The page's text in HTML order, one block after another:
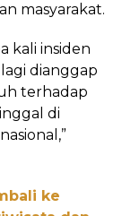
masyarakat.
kali insiden
dianggap
terhadap
di
ke